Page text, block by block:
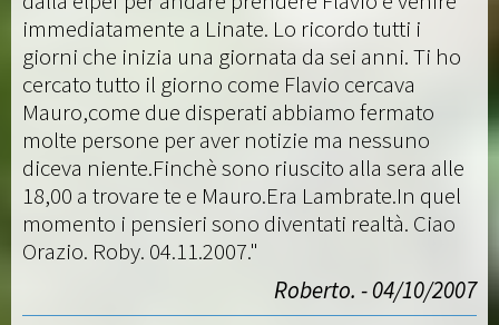
immediatamente a Linate. Lo ricordo tutti i
giorni che inizia una giornata da sei anni. Ti ho
cercato tutto il giorno come Flavio cercava
Mauro,come due disperati abbiamo fermato
molte persone per aver notizie ma nessuno
diceva niente.Finchè sono riuscito alla sera alle
18,00 a trovare te e Mauro.Era Lambrate.In quel
momento i pensieri sono diventati realtà. Ciao
Orazio. Roby. 04.11.2007."
Roberto. - 04/10/2007